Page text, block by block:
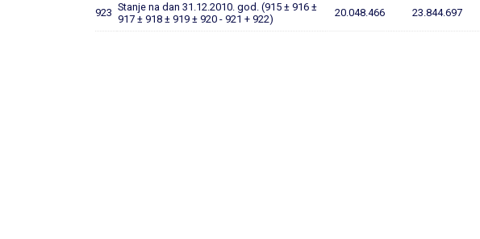
923 Stanje na dan 31.12.2010. god. (915 ± 916 ±
917 ± 918 ± 919 ± 920 - 921 + 922)
20.048.466 23.844.697